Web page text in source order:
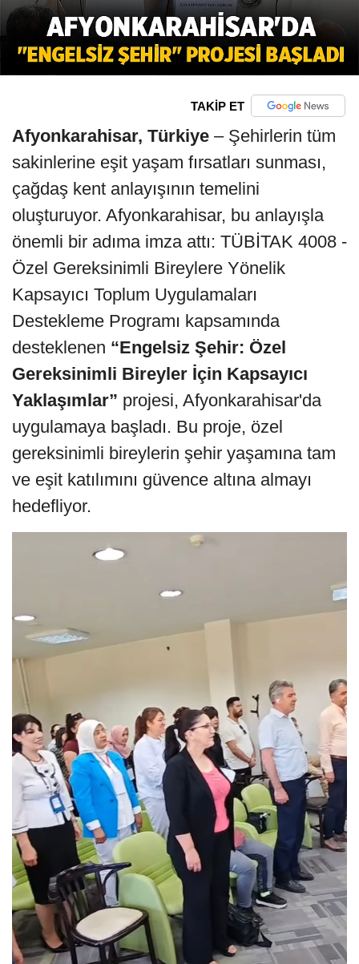
TAKİP ET
Afyonkarahisar, Türkiye – Şehirlerin tüm
sakinlerine eşit yaşam fırsatları sunması,
çağdaş kent anlayışının temelini
oluşturuyor. Afyonkarahisar, bu anlayışla
önemli bir adıma imza attı: TÜBİTAK 4008 -
Özel Gereksinimli Bireylere Yönelik
Kapsayıcı Toplum Uygulamaları
Destekleme Programı kapsamında
desteklenen “Engelsiz Şehir: Özel
Gereksinimli Bireyler İçin Kapsayıcı
Yaklaşımlar” projesi, Afyonkarahisar'da
uygulamaya başladı. Bu proje, özel
gereksinimli bireylerin şehir yaşamına tam
ve eşit katılımını güvence altına almayı
hedefliyor.